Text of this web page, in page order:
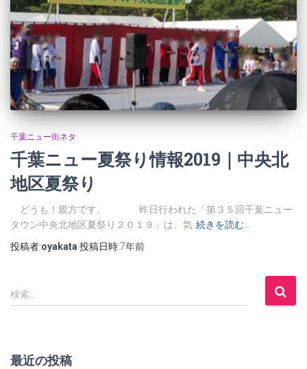
千葉ニュー街ネタ
千葉ニュー夏祭り情報2019｜中央北
地区夏祭り
どうも！親方です。 昨日行われた「第３５回千葉ニュー
タウン中央北地区夏祭り２０１９」は、気 続きを読む…
投稿者:oyakata 投稿日時:7年前
検
索
検索…
最近の投稿